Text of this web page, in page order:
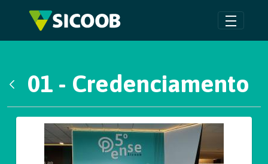
Pular para o Conteúdo principal
01 - Credenciamento
Galeria de Mídias